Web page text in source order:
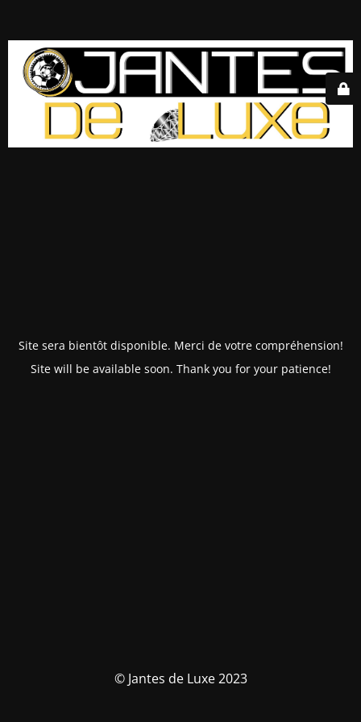
Site sera bientôt disponible. Merci de votre compréhension!
Site will be available soon. Thank you for your patience!
© Jantes de Luxe 2023